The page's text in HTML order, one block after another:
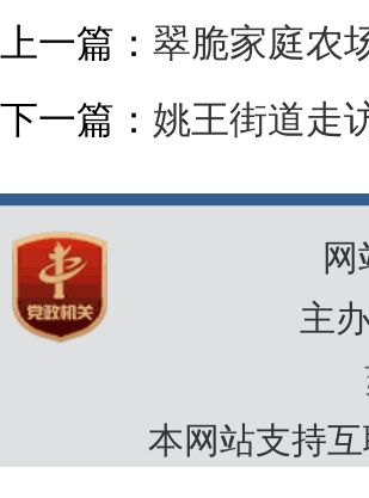
上一篇： 翠脆家庭农
下一篇： 姚王街道走
网
主
本网站支持